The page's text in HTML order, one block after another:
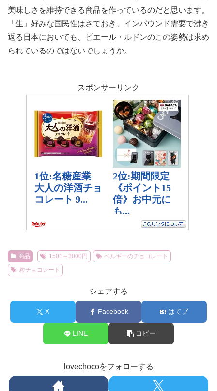
美味しさを維持できる商品を作っているのだと思います。
「生」好みな国民性はさておき、インバウンド需要で沸き
返る日本においても、ピエール・ルドンのこの姿勢は求め
られているのではないでしょうか。
スポンサーリンク
商品 1501～3000円
ベルギーのチョコレート
粒チョコレート
シェアする
X Facebook はてブ
LINE コピー
lovechocoをフォローする